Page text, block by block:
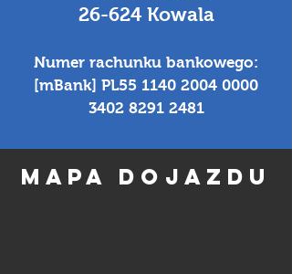
26-624 Kowala
Numer rachunku bankowego:
[mBank] PL55 1140 2004 0000
3402 8291 2481
MAPA DOJAZDU